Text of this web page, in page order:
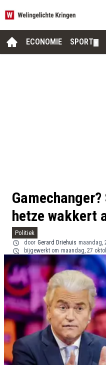
ECONOMIE SPORT
hetze wakkert
Politiek
door Gerard Driehuis maandag,
bijgewerkt om maandag, 27